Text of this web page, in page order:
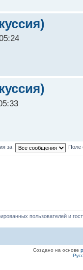
за: Поле
пользователей и
Создано на основе